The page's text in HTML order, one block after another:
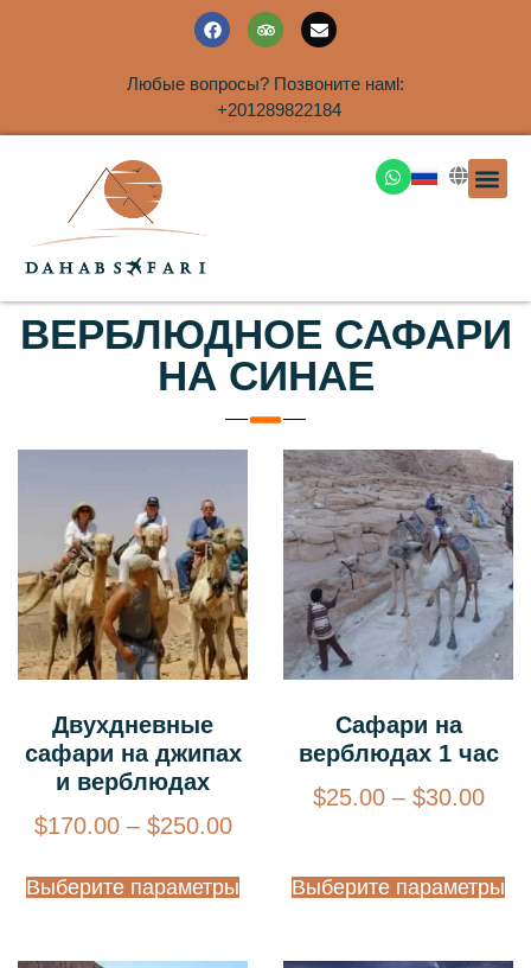
Любые вопросы? Позвоните намl:
+201289822184
ВЕРБЛЮДНОЕ САФАРИ
НА СИНАЕ
Двухдневные
сафари на джипах
и верблюдах
$170.00 – $250.00
Выберите параметры
Сафари на
верблюдах 1 час
$25.00 – $30.00
Выберите параметры